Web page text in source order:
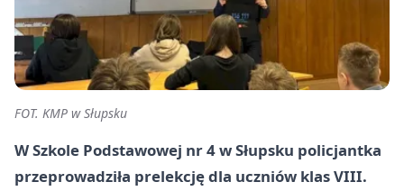
FOT. KMP w Słupsku
W Szkole Podstawowej nr 4 w Słupsku policjantka
przeprowadziła prelekcję dla uczniów klas VIII.